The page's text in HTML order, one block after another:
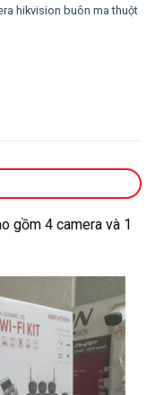
hikvision buôn ma thuột
gồm 4 camera và 1